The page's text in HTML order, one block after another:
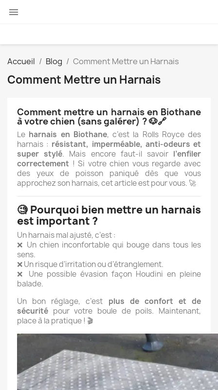

Accueil Blog Comment Mettre un Harnais
Comment Mettre un Harnais
Comment mettre un harnais en Biothane
à votre chien (sans galérer) ? 🐶🔗
Le harnais en Biothane, c’est la Rolls Royce des
harnais : résistant, imperméable, anti-odeurs et
super stylé. Mais encore faut-il savoir l’enfiler
correctement ! Si votre chien vous regarde avec
des yeux de poisson paniqué dès que vous
approchez son harnais, cet article est pour vous. 🚀
🧐 Pourquoi bien mettre un harnais
est important ?
Un harnais mal ajusté, c’est :
❌ Un chien inconfortable qui bouge dans tous les
sens.
❌ Un risque d’irritation ou d’étranglement.
❌ Une possible évasion façon Houdini en pleine
balade.
Un bon réglage, c’est plus de confort et de
sécurité pour votre boule de poils. Maintenant,
place à la pratique ! 🎬